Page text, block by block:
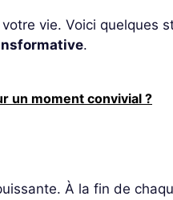
vie. Voici quelques
.
un moment convivial ?
À la fin de